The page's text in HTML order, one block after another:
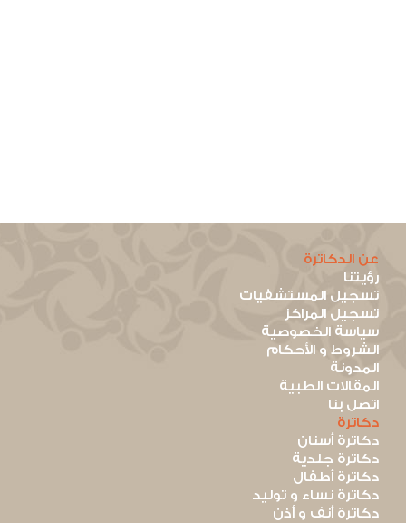
عن الدكاترة
رؤيتنا
تسجيل المستشفيات
تسجيل المراكز
سياسة الخصوصية
الشروط و الأحكام
المدونة
المقالات الطبية
اتصل بنا
دكاترة
دكاترة أسنان
دكاترة جلدية
دكاترة أطفال
دكاترة نساء و توليد
دكاترة أنف و أذن